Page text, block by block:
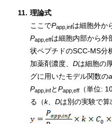
11. 理論式
ここでPapp,infは細胞外か
Papp,effは細胞内部から外
状ペプチドのSCC-MS分
加薬剤濃度、Dは細胞の
グに用いたモデル関数のa
Papp,infとPapp,eff （単位:
る（k、Dは別の実験で算